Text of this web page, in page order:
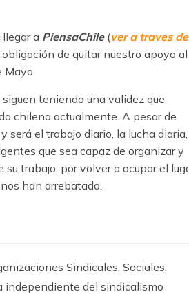
a PiensaChile(ver a traves de
de quitar nuestro apoyo al
Mayo.
teniendo una validez que
chilena actualmente. A pesar de
será el trabajo diario, la lucha
que sea capaz de organizar y
trabajo, por volver a ocupar el
han arrebatado.
Sindicales, Sociales,
independiente del sindicalismo